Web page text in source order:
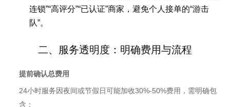
连锁”“高评分”“已认证”商家，避免个人接单的“游击
队”。
二、服务透明度：明确费用与流程
提前确认总费用
24小时服务因夜间或节假日可能加收30%-50%费用，需明确包
含：